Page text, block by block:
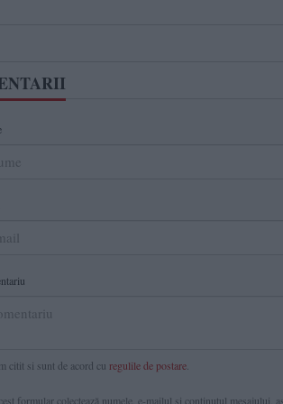
citit si sunt de acord cu regulile de postare
formular colectează numele, e-mailul şi conținutul mesajului,